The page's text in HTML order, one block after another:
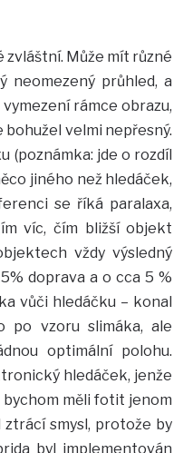
Může mít různé
neomezený průhled, a
rámce obrazu,
velmi nepřesný.
(poznámka: jde o rozdíl
jiného než hledáček,
se říká paralaxa,
víc, čím bližší objekt
vždy výsledný
doprava a o cca 5 %
vůči hledáčku – konal
po vzoru slimáka, ale
optimální polohu.
hledáček, jenže
měli fotit jenom
ztrácí smysl, protože by
byl implementován